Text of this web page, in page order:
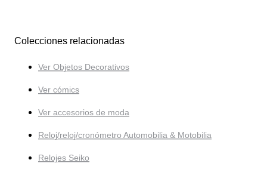
Colecciones relacionadas
Ver Objetos Decorativos
Ver cómics
Ver accesorios de moda
Reloj/reloj/cronómetro Automobilia & Motobilia
Relojes Seiko